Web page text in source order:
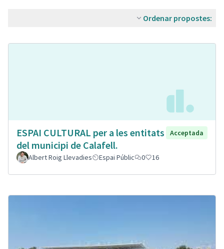
Ordenar propostes:
ESPAI CULTURAL per a les entitats
del municipi de Calafell.
Acceptada
Albert Roig Llevadies Espai Públic 0 16